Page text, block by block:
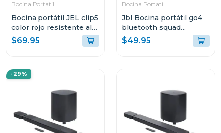
Bocina Portatil
Bocina portátil JBL clip5
color rojo resistente al
agua y polvo
$69.95
Bocina Portatil
Jbl Bocina portátil go4
bluetooth squad
resistente al agua y
polvo go4
$49.95
-29%